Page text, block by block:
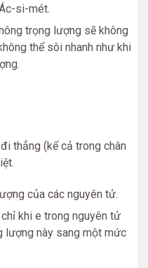
si-mét.
trọng lượng sẽ không
thể sôi nhanh như khi
thẳng (kể cả trong chân
của các nguyên tử.
khi e trong nguyên tử
lượng này sang một mức